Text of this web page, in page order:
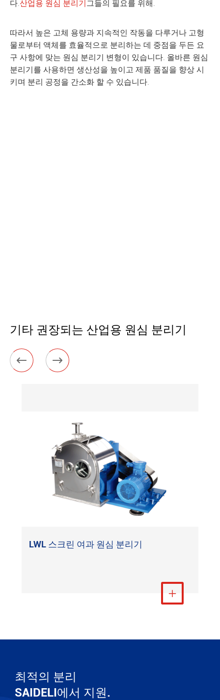
다.산업용 원심 분리기 그들의 필요를 위해.
따라서 높은 고체 용량과 지속적인 작동을 다루거나 고형
물로부터 액체를 효율적으로 분리하는 데 중점을 두든 요
구 사항에 맞는 원심 분리기 변형이 있습니다. 올바른 원심
분리기를 사용하면 생산성을 높이고 제품 품질을 향상 시
키며 분리 공정을 간소화 할 수 있습니다.
기타 권장되는 산업용 원심 분리기
 
LWL 스크린 여과 원심 분리기
더 보기

최적의 분리
SAIDELI에서 지원.